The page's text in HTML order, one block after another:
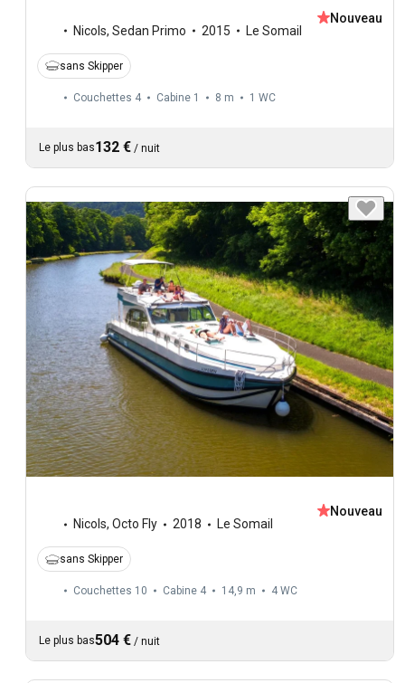
Nicols, Sedan Primo 2015 Le Somail
Nouveau
sans Skipper
Couchettes 4 Cabine 1 8 m 1 WC
Le plus bas132 € / nuit
Nicols, Octo Fly 2018 Le Somail
Nouveau
sans Skipper
Couchettes 10 Cabine 4 14,9 m 4 WC
Le plus bas504 € / nuit